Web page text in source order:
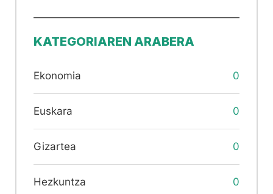
KATEGORIAREN ARABERA
Ekonomia 0
Euskara 0
Gizartea 0
Hezkuntza 0